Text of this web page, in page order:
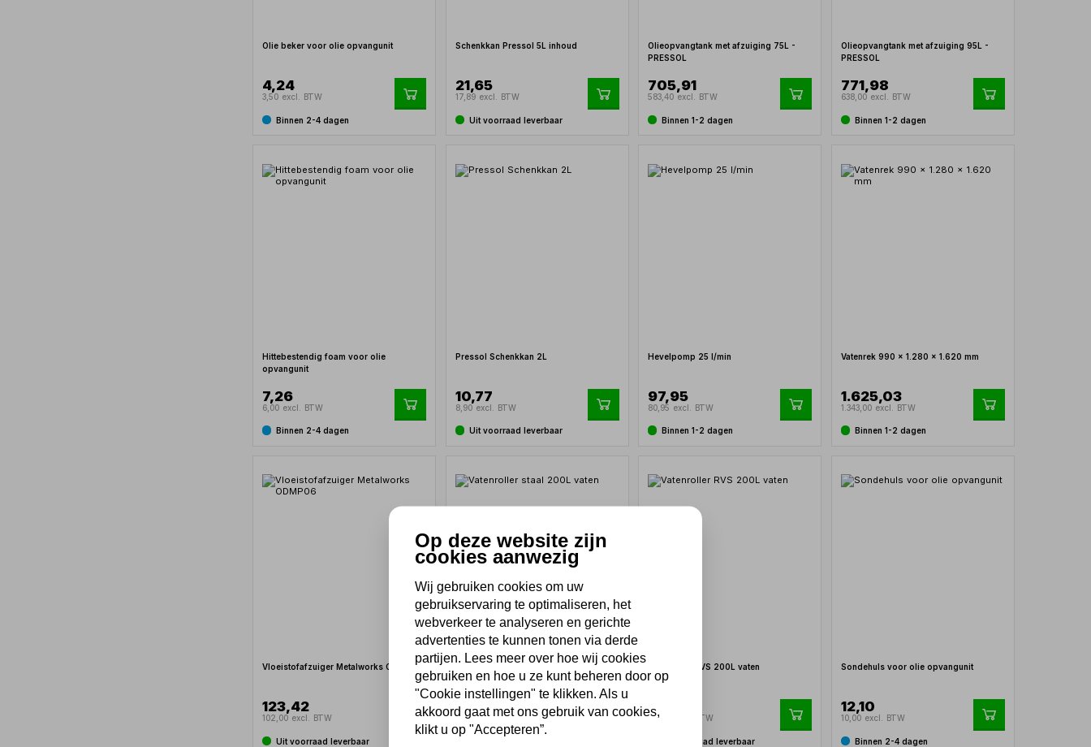
Olie beker voor olie opvangunit
4,24
3,50 excl. BTW
Binnen 2-4 dagen
Schenkkan Pressol 5L inhoud
21,65
17,89 excl. BTW
Uit voorraad leverbaar
Olieopvangtank met afzuiging 75L -
PRESSOL
705,91
583,40 excl. BTW
Binnen 1-2 dagen
Olieopvangtank met afzuiging 95L -
PRESSOL
771,98
638,00 excl. BTW
Binnen 1-2 dagen
Hittebestendig foam voor olie
opvangunit
7,26
6,00 excl. BTW
Binnen 2-4 dagen
Pressol Schenkkan 2L
10,77
8,90 excl. BTW
Uit voorraad leverbaar
Hevelpomp 25 l/min
97,95
80,95 excl. BTW
Binnen 1-2 dagen
Vatenrek 990 x 1.280 x 1.620 mm
1.625,03
1.343,00 excl. BTW
Binnen 1-2 dagen
Vloeistofafzuiger Metalworks ODMP06
123,42
102,00 excl. BTW
Uit voorraad leverbaar
57,48
47,50 excl. BTW
Vatenroller RVS 200L vaten
78,65
65,00 excl. BTW
Uit voorraad leverbaar
Sondehuls voor olie opvangunit
12,10
10,00 excl. BTW
Binnen 2-4 dagen
Op deze website zijn
cookies aanwezig
Wij gebruiken cookies om uw
gebruikservaring te optimaliseren, het
webverkeer te analyseren en gerichte
advertenties te kunnen tonen via derde
partijen. Lees meer over hoe wij cookies
gebruiken en hoe u ze kunt beheren door op
"Cookie instellingen" te klikken. Als u
akkoord gaat met ons gebruik van cookies,
klikt u op "Accepteren”.